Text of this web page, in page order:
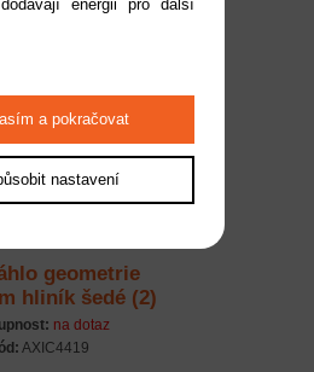
geometrie
hliník šedé (2)
na dotaz
AXIC4419
energii pro další
a pokračovat
nastavení